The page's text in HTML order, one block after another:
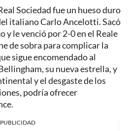
Sociedad fue un hueso duro
italiano Carlo Ancelotti. Sacó
y le venció por 2-0 en el Reale
de sobra para complicar la
sigue encomendado al
su nueva estrella, y
y el desgaste de los
podría ofrecer
PUBLICIDAD